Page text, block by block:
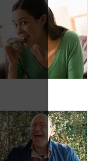
Hoofdpijn dagelijks
voorkomen
Trigger- en
risicofactoren voor
migraine en
hoofdpijn